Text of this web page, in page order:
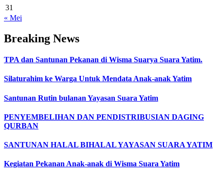
31
« Mei
Breaking News
TPA dan Santunan Pekanan di Wisma Suarya Suara Yatim.
Silaturahim ke Warga Untuk Mendata Anak-anak Yatim
Santunan Rutin bulanan Yayasan Suara Yatim
PENYEMBELIHAN DAN PENDISTRIBUSIAN DAGING
QURBAN
SANTUNAN HALAL BIHALAL YAYASAN SUARA YATIM
Kegiatan Pekanan Anak-anak di Wisma Suara Yatim